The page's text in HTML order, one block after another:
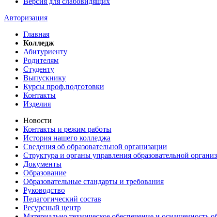
Авторизация
Главная
Колледж
Абитуриенту
Родителям
Студенту
Выпускнику
Курсы проф.подготовки
Контакты
Изделия
Новости
Контакты и режим работы
История нашего колледжа
Сведения об образовательной организации
Структура и органы управления образовательной
Документы
Образование
Образовательные стандарты и требования
Руководство
Педагогический состав
Ресурсный центр